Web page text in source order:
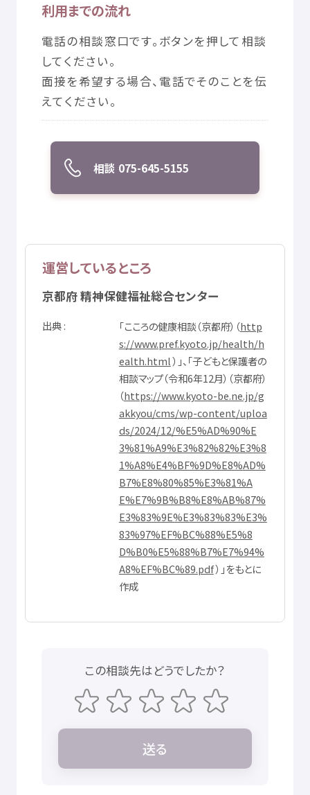
利用までの流れ
電話の相談窓口です。ボタンを押 して 相談
してください。
面接を希望する場合、 電話でそのことを伝
えてください。
相談 075-645-5155
運営しているところ
京都府精神保健福祉総合センター
出典 「こころの健康相談（京都府）（http
s://www.pref.kyoto.jp/health/h
ealth.html）」、「子どもと保護者の
相談マップ（令和6年12月）（京都府）
（https://www.kyoto-be.ne.jp/g
akkyou/cms/wp-content/uploa
ds/2024/12/%E5%AD%90%E
3%81%A9%E3%82%82%E3%8
1%A8%E4%BF%9D%E8%AD%
B7%E8%80%85%E3%81%A
E%E7%9B%B8%E8%AB%87%
E3%83%9E%E3%83%83%E3%
83%97%EF%BC%88%E5%8
D%B0%E5%88%B7%E7%94%
A8%EF%BC%89.pdf）」をもとに
作成
この相談先はどうでしたか？
送る